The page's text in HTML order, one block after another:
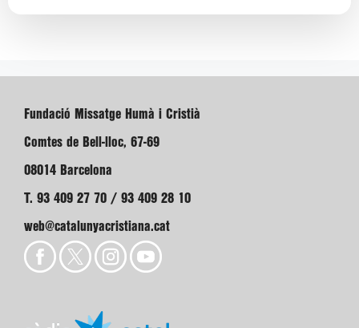
Fundació Missatge Humà i Cristià
Comtes de Bell-lloc, 67-69
08014 Barcelona
T. 93 409 27 70 / 93 409 28 10
web@catalunyacristiana.cat